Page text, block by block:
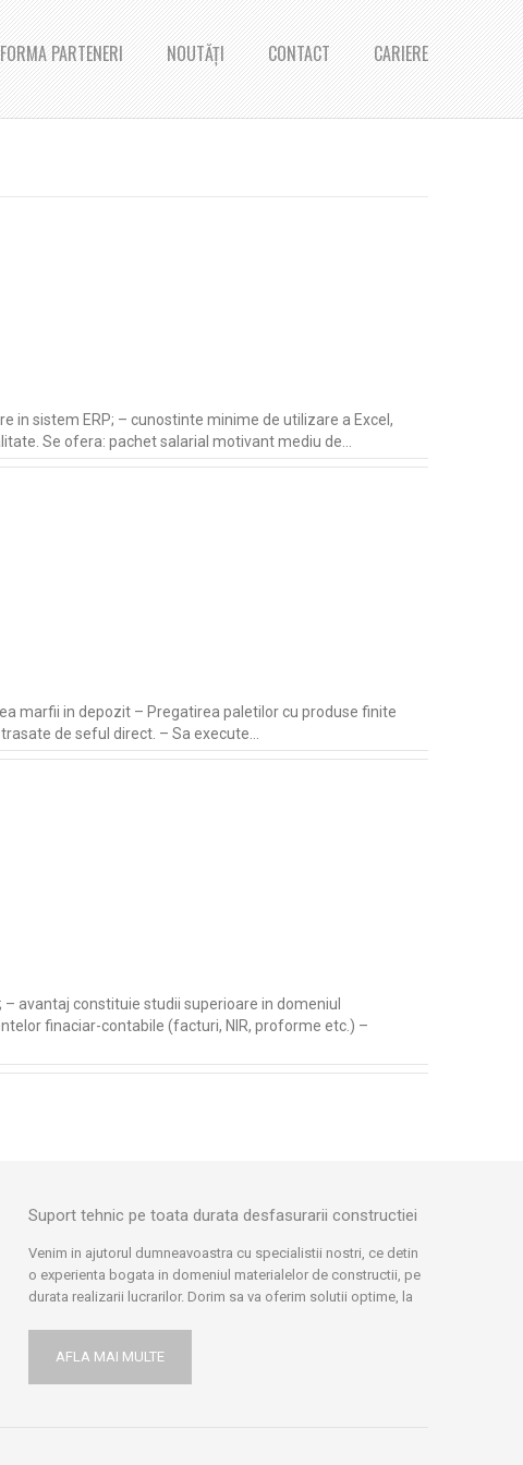
PARTENERI NOUTĂȚI CONTACT CARIERE
in sistem ERP; – cunostinte minime de utilizare a Excel,
Se ofera: pachet salarial motivant mediu de…
marfii in depozit – Pregatirea paletilor cu produse finite
de seful direct. – Sa execute…
avantaj constituie studii superioare in domeniul
finaciar-contabile (facturi, NIR, proforme etc.) –
Suport tehnic pe toata durata desfasurarii constructiei
Venim in ajutorul dumneavoastra cu specialistii nostri, ce detin
o experienta bogata in domeniul materialelor de constructii, pe
durata realizarii lucrarilor. Dorim sa va oferim solutii optime, la
arhitecti, ingineri, furnizori si producatori, ne informam si
documentam in permanenta, pentru a va ajuta in solutionarea
AFLA MAI MULTE